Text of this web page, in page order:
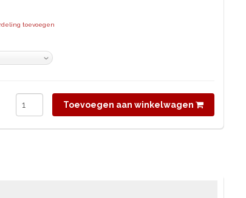
toevoegen
Toevoegen aan winkelwagen